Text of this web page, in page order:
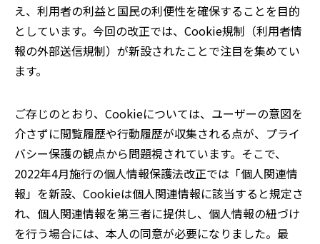
え、利用者の利益と国民の利便性を確保することを目的
としています。今回の改正では、 Cookie規制（利用者情
報の外部送信規制）が新設されたことで注目を集めてい
ます。
ご存じのとおり、 Cookieについては、ユーザーの意図を
介さずに閲覧履歴や行動履歴が収集される点が、プライ
バシー保護の観点から問題視されています。そこで、
2022年4月施行の個人情報保護法改正では「個人関連情
報」を新設、 Cookieは個人関連情報に該当すると規定さ
れ、個人関連情報を第三者に提供し、個人情報の紐づけ
を行う場合には、本人の同意が必要になりました。最